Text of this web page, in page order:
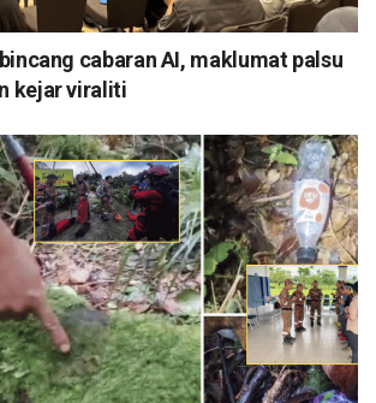
cabaran AI, maklumat palsu
kejar viraliti